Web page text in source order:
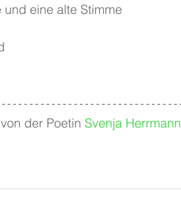
eine alte Stimme
der Poetin Svenja Herrmann